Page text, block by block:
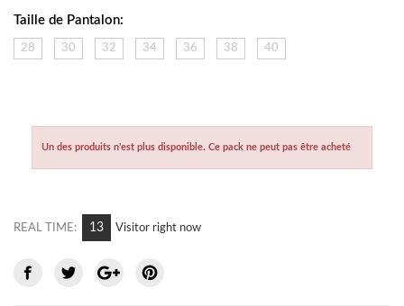
Taille de Pantalon:
28 30 32 34 36 38 40
Un des produits n'est plus disponible. Ce pack ne peut pas être acheté
REAL TIME: 6 Visitor right now